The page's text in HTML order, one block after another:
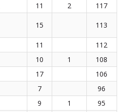
11 2 117
15 113
11
112
10 1
108
17
106
7
96
9 1
95